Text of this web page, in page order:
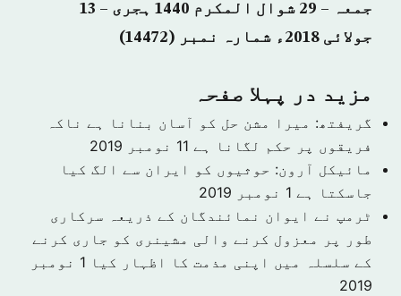
جمعہ – 29 شوال المکرم 1440 ہجری – 13
جولائی 2018ء شمارہ نمبر (14472)
مزید در پہلا صفحہ
گریفتھ: میرا مشن حل کو آسان بنانا ہے ناکہ
فریقوں پر حکم لگانا ہے 11 نومبر 2019
مائیکل آرون: حوثیوں کو ایران سے الگ کیا
جاسکتا ہے 1 نومبر 2019
ٹرمپ نے ایوان نمائندگان کے ذریعہ سرکاری
طور پر معزول کرنے والی مشینری کو جاری کرنے
کے سلسلہ میں اپنی مذمت کا اظہار کیا
1 نومبر
2019